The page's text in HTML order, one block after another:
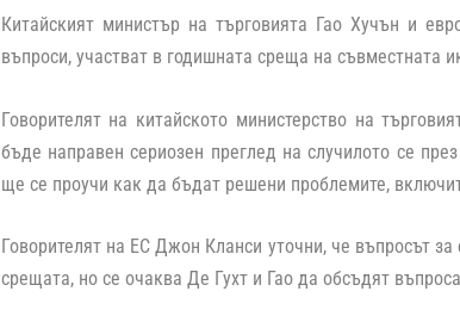
Китайският министър на търговията Гао Хучън и
въпроси, участват в годишната среща на съвместната
Говорителят на китайското министерство на
бъде направен сериозен преглед на случилото се
ще се проучи как да бъдат решени проблемите,
Говорителят на ЕС Джон Кланси уточни, че въпросът
срещата, но се очаква Де Гухт и Гао да обсъдят